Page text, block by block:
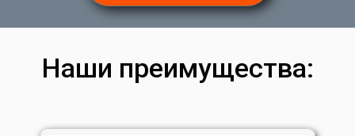
Наши преимущества: